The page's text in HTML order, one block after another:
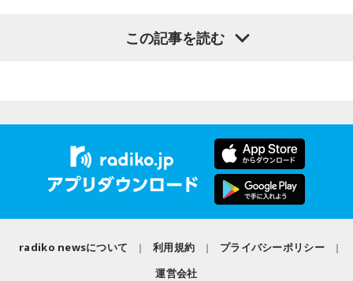
ブラジル戦のときも「守ろう」という気持ちはなくても、ブ
グランドもそういう展開になったんですよ。サッカーってそ
ういうスポーツなんですよね。
つまり、ベンチから何か言っても（すぐに戦術を）変えられ
るほど簡単なスポーツではないんです。なぜならば、相手が
それに対してまた変化をしてくるから。だから“個”の力を高め
て、時間をつくれる選手が重要になってくるということです
有吉は、若手芸人と接する機会の多いカミムラに聞きたいこ
とがあると切り出し、「賞レースで結果を残していないコン
ビ、（芸歴18年目の）ぐりんぴーすがよく愚痴をこぼしてい
るのは、最近の後輩は挨拶をしてくれないんだって（笑）」
と暴露します。
いため分からないと前置きしつつ、「ぐりんぴーすがそう言
この記事を読む
radiko newsについて 利用規約
プライバシーポリシー
運営会社